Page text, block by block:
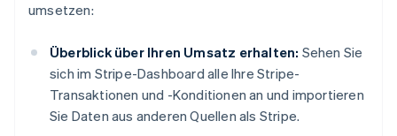
umsetzen:
Überblick über Ihren Umsatz erhalten: Sehen Sie
sich im Stripe-Dashboard alle Ihre Stripe-
Transaktionen und -Konditionen an und importieren
Sie Daten aus anderen Quellen als Stripe.